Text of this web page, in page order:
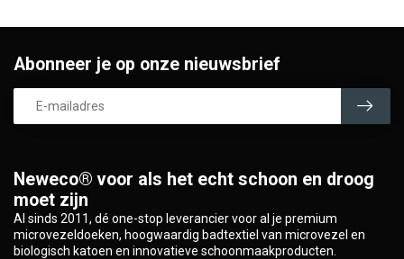
Neweco® voor als het echt schoon en droog
moet zijn
Al sinds 2011, dé one-stop leverancier voor al je premium
microvezeldoeken, hoogwaardig badtextiel van microvezel en
biologisch katoen en innovatieve schoonmaakproducten.
Abonneer je op onze nieuwsbrief